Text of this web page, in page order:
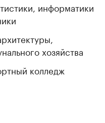
информатики
хозяйства
колледж